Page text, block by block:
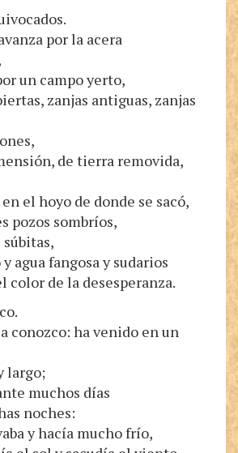
por la acera
un campo yerto,
zanjas antiguas, zanjas
de tierra removida,
el hoyo de donde se sacó,
pozos sombríos,
agua fangosa y sudarios
color de la desesperanza.
conozco: ha venido en un
largo;
muchos días
noches:
y hacía mucho frío,